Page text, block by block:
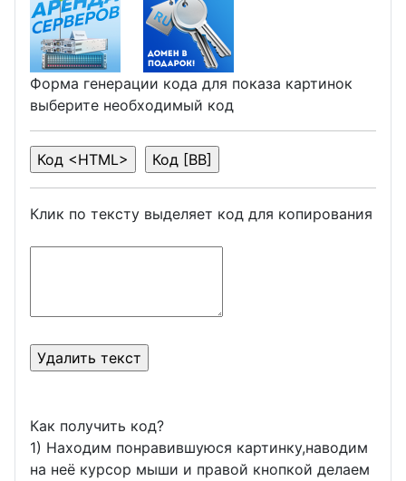
Форма генерации кода для показа картинок
выберите необходимый код
Клик по тексту выделяет код для копирования
Как получить код?
1) Находим понравившуюся картинку,наводим
на неё курсор мыши и правой кнопкой делаем